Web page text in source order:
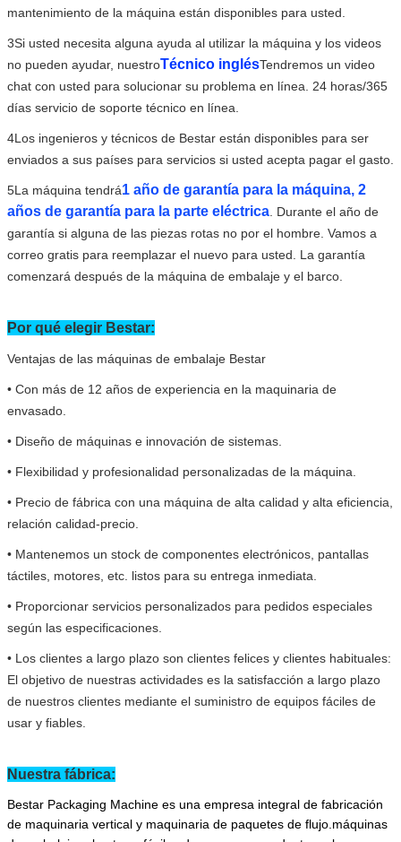
mantenimiento de la máquina están disponibles para usted.
3Si usted necesita alguna ayuda al utilizar la máquina y los videos
no pueden ayudar, nuestroTécnico inglésTendremos un video
chat con usted para solucionar su problema en línea. 24 horas/365
días servicio de soporte técnico en línea.
4Los ingenieros y técnicos de Bestar están disponibles para ser
enviados a sus países para servicios si usted acepta pagar el gasto.
5La máquina tendrá1 año de garantía para la máquina, 2
años de garantía para la parte eléctrica. Durante el año de
garantía si alguna de las piezas rotas no por el hombre. Vamos a
correo gratis para reemplazar el nuevo para usted. La garantía
comenzará después de la máquina de embalaje y el barco.
Por qué elegir Bestar:
Ventajas de las máquinas de embalaje Bestar
• Con más de 12 años de experiencia en la maquinaria de
envasado.
• Diseño de máquinas e innovación de sistemas.
• Flexibilidad y profesionalidad personalizadas de la máquina.
• Precio de fábrica con una máquina de alta calidad y alta eficiencia,
relación calidad-precio.
• Mantenemos un stock de componentes electrónicos, pantallas
táctiles, motores, etc. listos para su entrega inmediata.
• Proporcionar servicios personalizados para pedidos especiales
según las especificaciones.
• Los clientes a largo plazo son clientes felices y clientes habituales:
El objetivo de nuestras actividades es la satisfacción a largo plazo
de nuestros clientes mediante el suministro de equipos fáciles de
usar y fiables.
Nuestra fábrica:
Bestar Packaging Machine es una empresa integral de fabricación
de maquinaria vertical y maquinaria de paquetes de flujo.máquinas